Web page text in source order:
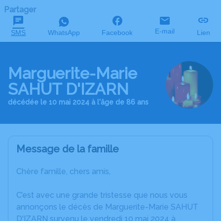
Partager
SMS WhatsApp Facebook E-mail Lien
Marguerite-Marie
SAHUT D'IZARN
décédée le 10 mai 2024 à l'âge de 86 ans
Message de la famille
Chère famille, chers amis,
C’est avec une grande tristesse que nous vous
annonçons le décès de Marguerite-Marie SAHUT
D'IZARN survenu le vendredi 10 mai 2024 à